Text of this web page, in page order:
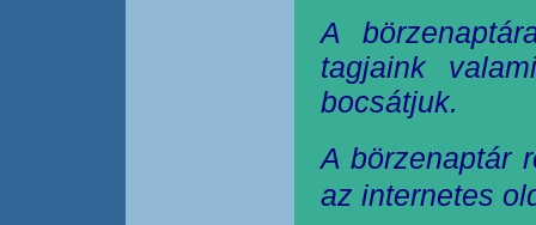
A
tagjaink
bocsátjuk.
A börzenaptár
az internetes